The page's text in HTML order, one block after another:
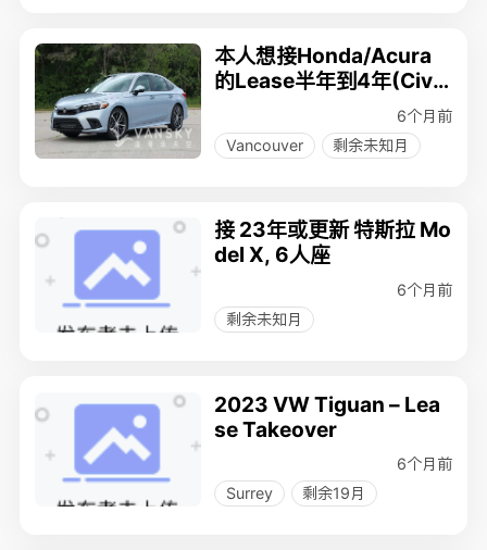
本人想接Honda/Acura
的Lease半年到4年(Civi
c, CRV, HRV, Accord6个月前
Vancouver
剩余未知月
接 23年或更新 特斯拉 Mo
del X, 6人座
6个月前
剩余未知月
2023 VW Tiguan – Lea
se Takeover
6个月前
Surrey
剩余19月